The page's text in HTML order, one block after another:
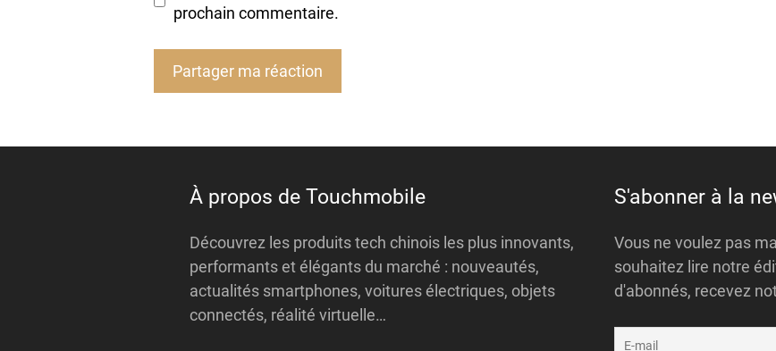
prochain commentaire.
À propos de Touchmobile
Découvrez les produits tech chinois les plus innovants,
performants et élégants du marché : nouveautés,
actualités smartphones, voitures électriques, objets
connectés, réalité virtuelle…
S'abonner à la
Vous ne voulez pas
souhaitez lire notre
d'abonnés, recevez